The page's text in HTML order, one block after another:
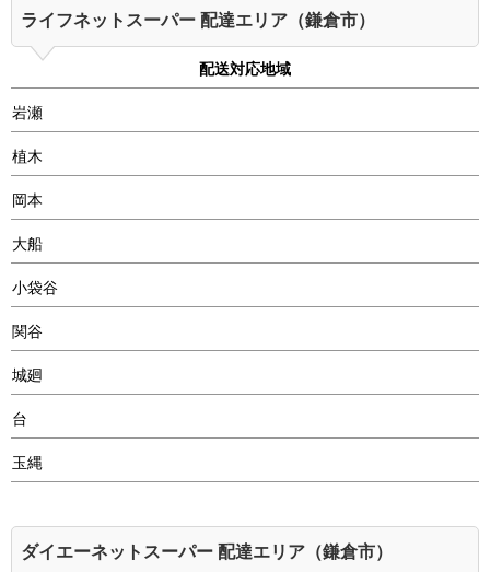
ライフネットスーパー 配達エリア（鎌倉市）
配送対応地域
岩瀬
植木
岡本
大船
小袋谷
関谷
城廻
台
玉縄
ダイエーネットスーパー 配達エリア（鎌倉市）